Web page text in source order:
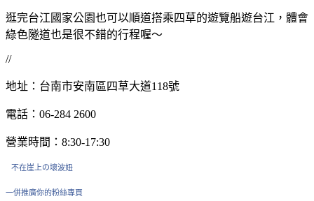
逛完台江國家公園也可以順道搭乘四草的遊覽船遊台江，體會
綠色隧道也是很不錯的行程喔～
//
地址：台南市安南區四草大道118號
電話：06-284 2600
營業時間：8:30-17:30
不在崖上の壞波妞
一併推廣你的粉絲專頁